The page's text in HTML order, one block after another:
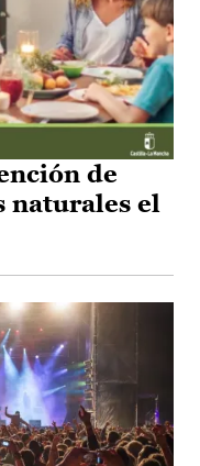
de
naturales el